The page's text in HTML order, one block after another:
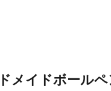
メイドボールペ